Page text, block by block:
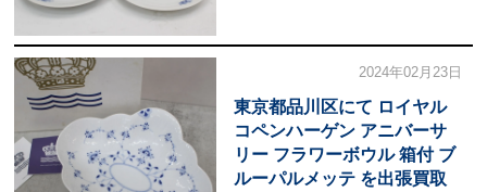
2024年02月23日
東京都品川区にて ロイヤル
コペンハーゲン アニバーサ
リー フラワーボウル 箱付 ブ
ルーパルメッテ を出張買取